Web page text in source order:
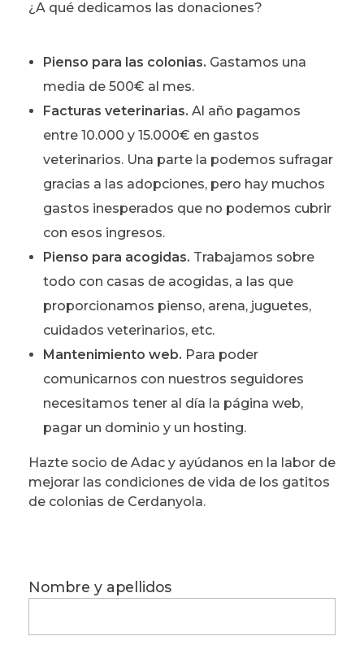
¿A qué dedicamos las donaciones?
Pienso para las colonias. Gastamos una
media de 500€ al mes.
Facturas veterinarias. Al año pagamos
entre 10.000 y 15.000€ en gastos
veterinarios. Una parte la podemos sufragar
gracias a las adopciones, pero hay muchos
gastos inesperados que no podemos cubrir
con esos ingresos.
Pienso para acogidas. Trabajamos sobre
todo con casas de acogidas, a las que
proporcionamos pienso, arena, juguetes,
cuidados veterinarios, etc.
Mantenimiento web. Para poder
comunicarnos con nuestros seguidores
necesitamos tener al día la página web,
pagar un dominio y un hosting.
Hazte socio de Adac y ayúdanos en la labor de
mejorar las condiciones de vida de los gatitos
de colonias de Cerdanyola.
Nombre y apellidos